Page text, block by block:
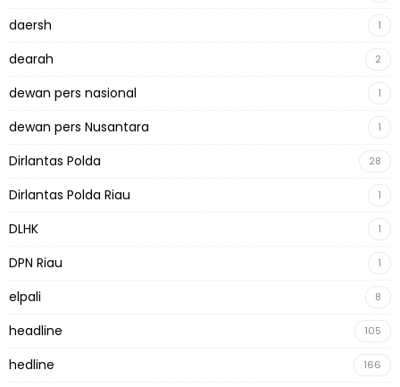
daersh 1
dearah 2
dewan pers nasional 1
dewan pers Nusantara 1
Dirlantas Polda 28
Dirlantas Polda Riau 1
DLHK 1
DPN Riau 1
elpali 8
headline 105
hedline 166